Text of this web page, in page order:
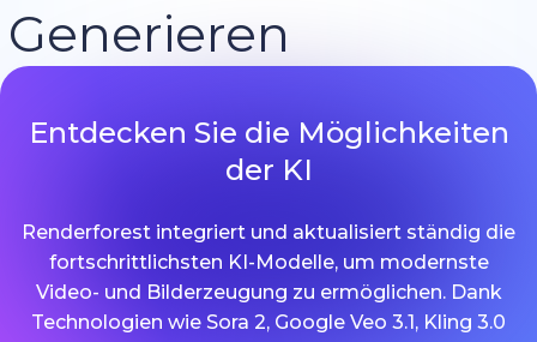
Generieren
Entdecken Sie die Möglichkeiten
der KI
Renderforest integriert und aktualisiert ständig die
fortschrittlichsten KI-Modelle, um modernste
Video- und Bilderzeugung zu ermöglichen. Dank
Technologien wie Sora 2, Google Veo 3.1, Kling 3.0